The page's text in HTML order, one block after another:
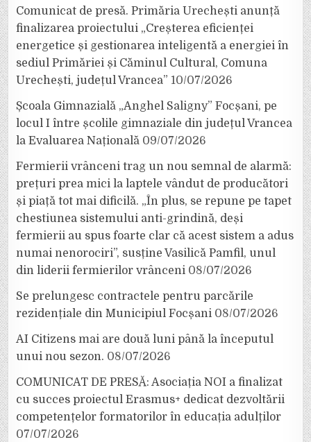
Comunicat de presă. Primăria Urechești anunță
finalizarea proiectului „Creșterea eficienței
energetice și gestionarea inteligentă a energiei în
sediul Primăriei și Căminul Cultural, Comuna
Urechești, județul Vrancea” 10/07/2026
Școala Gimnazială „Anghel Saligny” Focșani, pe
locul I între școlile gimnaziale din județul Vrancea
la Evaluarea Națională 09/07/2026
Fermierii vrânceni trag un nou semnal de alarmă:
prețuri prea mici la laptele vândut de producători
și piață tot mai dificilă. „În plus, se repune pe tapet
chestiunea sistemului anti-grindină, deși
fermierii au spus foarte clar că acest sistem a adus
numai nenorociri”, susține Vasilică Pamfil, unul
din liderii fermierilor vrânceni 08/07/2026
Se prelungesc contractele pentru parcările
rezidențiale din Municipiul Focșani 08/07/2026
AI Citizens mai are două luni până la începutul
unui nou sezon. 08/07/2026
COMUNICAT DE PRESĂ: Asociația NOI a finalizat
cu succes proiectul Erasmus+ dedicat dezvoltării
competențelor formatorilor în educația adulților
07/07/2026